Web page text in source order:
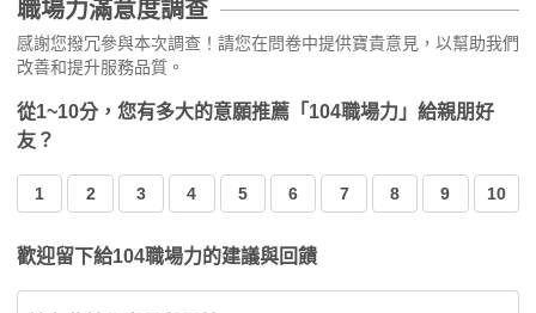
職場力滿意度調查
感謝您撥冗參與本次調查！請您在問卷中提供寶貴意見，以幫助我們
改善和提升服務品質。
從1~10分，您有多大的意願推薦「104職場力」給親朋好
友？
1 2 3 4 5 6 7 8 9 10
歡迎留下給104職場力的建議與回饋